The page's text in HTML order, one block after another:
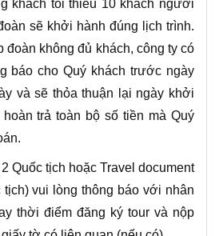
khách tối thiểu 10 khách người
sẽ khởi hành đúng lịch trình.
đoàn không đủ khách, công ty có
báo cho Quý khách trước ngày
và sẽ thỏa thuận lại ngày khởi
hoàn trả toàn bộ số tiền mà Quý
Quốc tịch hoặc Travel document
tịch) vui lòng thông báo với nhân
thời điểm đăng ký tour và nộp